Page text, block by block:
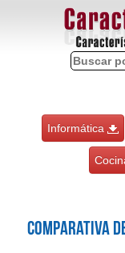
Informática
Comparativa